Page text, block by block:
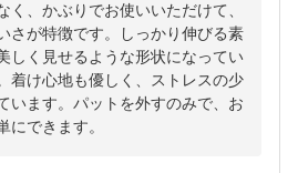
く、かぶりでお使いいただけて、
さが特徴です。しっかり伸びる素
しく見せるような形状になってい
着け心地も優しく、ストレスの少
います。パットを外すのみで、お
にできます。